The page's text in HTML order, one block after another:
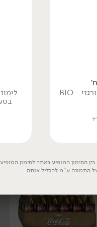
מארז פאנטה קלאסי
משקה תפוזים מוגז אורגני - BIO
הסימון המופיע באתר לסימון
התמונה ע"מ להגדיל אותה